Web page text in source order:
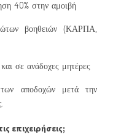
40% στην αμοιβή
βοηθειών (ΚΑΡΠΑ,
σε ανάδοχες μητέρες
αποδοχών μετά την
επιχειρήσεις;